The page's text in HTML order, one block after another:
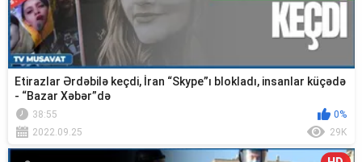
Etirazlar Ərdəbilə keçdi, İran “Skype”ı blokladı, insanlar küçədə
- “Bazar Xəbər”də
38:55
0%
2022.09.25
29K